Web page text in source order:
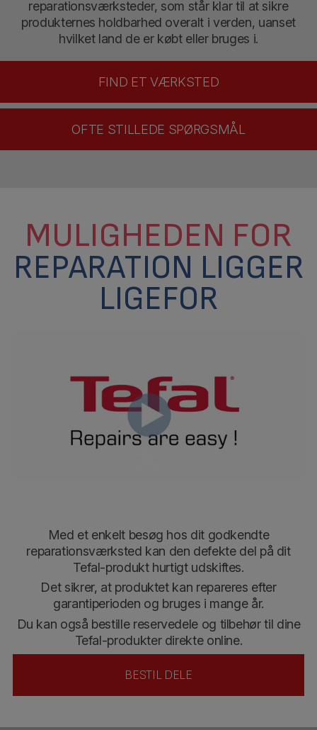
reparationsværksteder, som står klar til at sikre
produkternes holdbarhed overalt i verden, uanset
hvilket land de er købt eller bruges i.
FIND ET VÆRKSTED
OFTE STILLEDE SPØRGSMÅL
MULIGHEDEN FOR
REPARATION LIGGER
LIGEFOR
Med et enkelt besøg hos dit godkendte
reparationsværksted kan den defekte del på dit
Tefal-produkt hurtigt udskiftes.
Det sikrer, at produktet kan repareres efter
garantiperioden og bruges i mange år.
Du kan også bestille reservedele og tilbehør til dine
Tefal-produkter direkte online.
BESTIL DELE